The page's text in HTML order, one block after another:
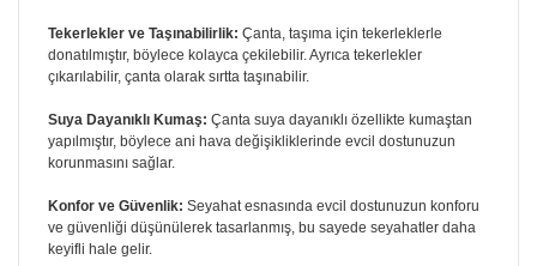
Tekerlekler ve Taşınabilirlik: Çanta, taşıma için tekerleklerle
donatılmıştır, böylece kolayca çekilebilir. Ayrıca tekerlekler
çıkarılabilir, çanta olarak sırtta taşınabilir.
Suya Dayanıklı Kumaş: Çanta suya dayanıklı özellikte kumaştan
yapılmıştır, böylece ani hava değişikliklerinde evcil dostunuzun
korunmasını sağlar.
Konfor ve Güvenlik: Seyahat esnasında evcil dostunuzun konforu
ve güvenliği düşünülerek tasarlanmış, bu sayede seyahatler daha
keyifli hale gelir.